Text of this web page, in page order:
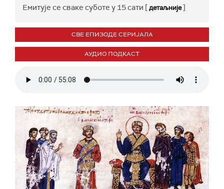
Емитује се сваке суботе у 15 сати [детаљније]
СВЕ ЕПИЗОДЕ СЕРИЈАЛА
АУДИО ПОДКАСТ